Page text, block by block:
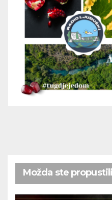
Možda ste propustili